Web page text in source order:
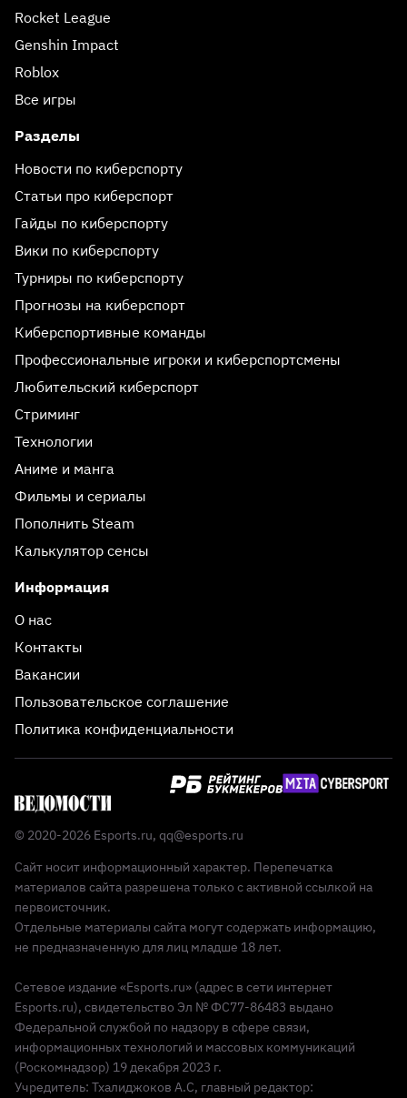
Rocket League
Genshin Impact
Roblox
Все игры
Разделы
Новости по киберспорту
Статьи про киберспорт
Гайды по киберспорту
Вики по киберспорту
Турниры по киберспорту
Прогнозы на киберспорт
Киберспортивные команды
Профессиональные игроки и киберспортсмены
Любительский киберспорт
Стриминг
Технологии
Аниме и манга
Фильмы и сериалы
Пополнить Steam
Калькулятор сенсы
Информация
О нас
Контакты
Вакансии
Пользовательское соглашение
Политика конфиденциальности
© 2020-2026 Esports.ru, qq@esports.ru
Сайт носит информационный характер. Перепечатка
материалов сайта разрешена только с активной ссылкой на
первоисточник.
Отдельные материалы сайта могут содержать информацию,
не предназначенную для лиц младше 18 лет.
Сетевое издание «Esports.ru» (адрес в сети интернет
Esports.ru), свидетельство Эл № ФС77-86483 выдано
Федеральной службой по надзору в сфере связи,
информационных технологий и массовых коммуникаций
(Роскомнадзор) 19 декабря 2023 г.
Учредитель: Тхалиджоков А.С, главный редактор: